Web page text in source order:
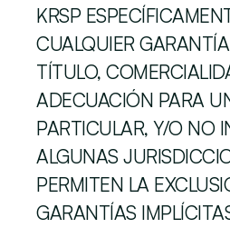
KRSP
CUALQUIER
TÍTULO,
ADECUACIÓN PARA
PARTICULAR, Y/O NO
ALGUNAS
PERMITEN LA
GARANTÍAS